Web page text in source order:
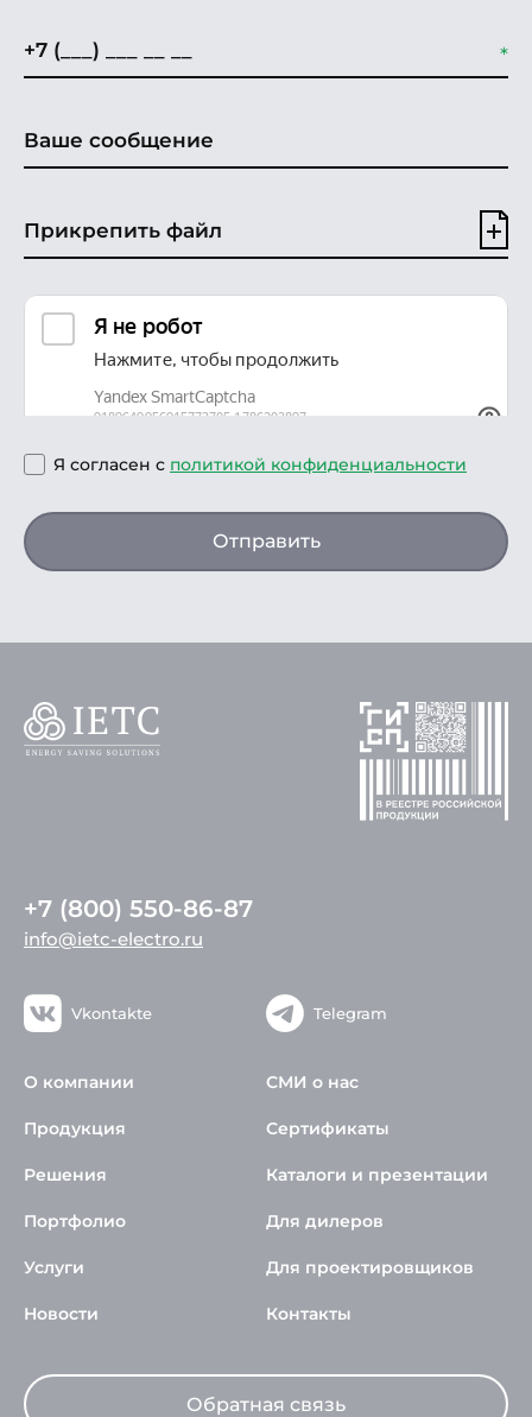
Прикрепить файл
Я согласен с политикой конфиденциальности
Отправить
+7 (800) 550-86-87
info@ietc-electro.ru
Vkontakte Telegram
О компании
Продукция
Решения
Портфолио
Услуги
Новости
СМИ о нас
Сертификаты
Каталоги и презентации
Для дилеров
Для проектировщиков
Контакты
Обратная связь